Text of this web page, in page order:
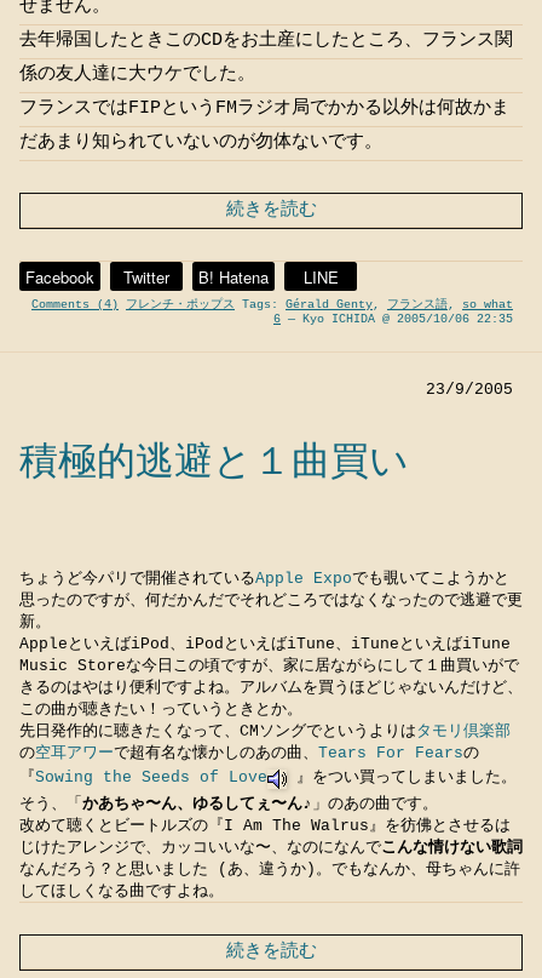
せません。
去年帰国したときこのCDをお土産にしたところ、フランス関
係の友人達に大ウケでした。
フランスではFIPというFMラジオ局でかかる以外は何故かま
だあまり知られていないのが勿体ないです。
続きを読む
Facebook Twitter B! Hatena LINE
Comments (4) フレンチ・ポップス Tags: Gérald Genty, フランス語, so what
6 — Kyo ICHIDA @ 2005/10/06 22:35
23/9/2005
積極的逃避と１曲買い
ちょうど今パリで開催されているApple Expoでも覗いてこようかと
思ったのですが、何だかんだでそれどころではなくなったので逃避で更
新。
AppleといえばiPod、iPodといえばiTune、iTuneといえばiTune
Music Storeな今日この頃ですが、家に居ながらにして１曲買いがで
きるのはやはり便利ですよね。アルバムを買うほどじゃないんだけど、
この曲が聴きたい！っていうときとか。
先日発作的に聴きたくなって、CMソングでというよりはタモリ倶楽部
の空耳アワーで超有名な懐かしのあの曲、 Tears For Fearsの
『 Sowing the Seeds of Love
』をつい買ってしまいました。
そう、「 かあちゃ〜ん、ゆるしてぇ〜ん♪」のあの曲です。
改めて聴くとビートルズの『I Am The Walrus』を彷佛とさせるは
じけたアレンジで、カッコいいな〜、なのになんでこんな情けない歌詞
なんだろう？と思いました (あ、違うか)。でもなんか、母ちゃんに許
してほしくなる曲ですよね。
続きを読む